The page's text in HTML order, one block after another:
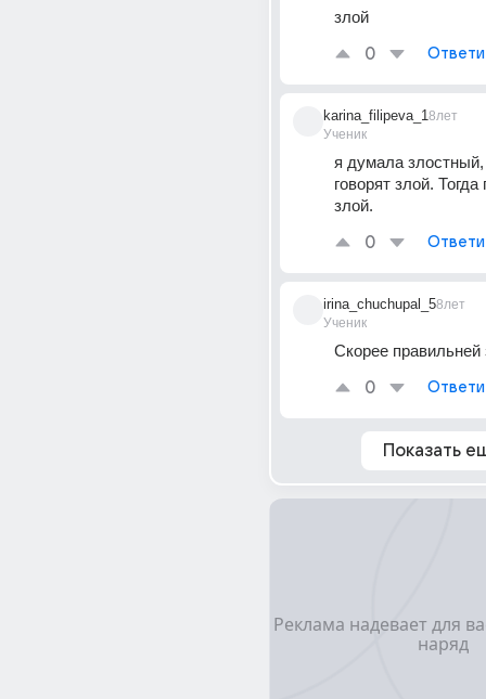
злой
0
karina_filipeva_1
Ученик
8лет
я думала злостный,
говорят злой.
злой.
0
irina_chuchupal_5
Ученик
8лет
Скорее правильней
0
Показать